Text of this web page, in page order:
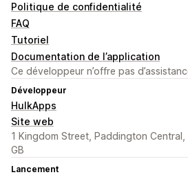
Politique de confidentialité
FAQ
Tutoriel
Documentation de l’application
Ce développeur n’offre pas
Développeur
HulkApps
Site web
1 Kingdom Street, Paddington Central,
GB
Lancement